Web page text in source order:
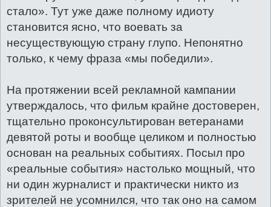
стало». Тут уже даже полному идиоту
становится ясно, что воевать за
несуществующую страну глупо. Непонятно
только, к чему фраза «мы победили».
На протяжении всей рекламной кампании
утверждалось, что фильм крайне достоверен,
тщательно проконсультирован ветеранами
девятой роты и вообще целиком и полностью
основан на реальных событиях. Посыл про
«реальные события» настолько мощный, что
ни один журналист и практически никто из
зрителей не усомнился, что так оно на самом